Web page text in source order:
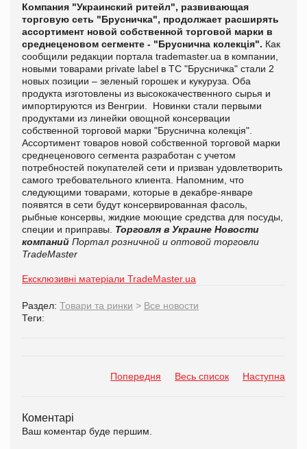
Компания "Украинский ритейл", развивающая
торговую сеть "Брусничка", продолжает расширять
ассортимент новой собственной торговой марки в
среднеценовом сегменте - "Бруснична колекція". Как
сообщили редакции портала trademaster.ua в компании,
новыми товарами private label в ТС "Брусничка" стали 2
новых позиции – зеленый горошек и кукуруза. Оба
продукта изготовлены из высококачественного сырья и
импортируются из Венгрии. Новинки стали первыми
продуктами из линейки овощной консервации
собственной торговой марки "Бруснична колекція".
Ассортимент товаров новой собственной торговой марки
среднеценового сегмента разработан с учетом
потребностей покупателей сети и призван удовлетворить
самого требовательного клиента.
Напомним, что
следующими товарами, которые в декабре-январе
появятся в сети будут консервированная фасоль,
рыбные консервы, жидкие моющие средства для посуды,
специи и приправы. Торговля в Украине Новости
компаний Портал розничной и оптовой торговли
TradeMaster
Ексклюзивні матеріали TradeMaster.ua
Раздел: Товари та ринки > Все новости
Теги:
Попередня Весь список Наступна
Коментарі
Ваш коментар буде першим.